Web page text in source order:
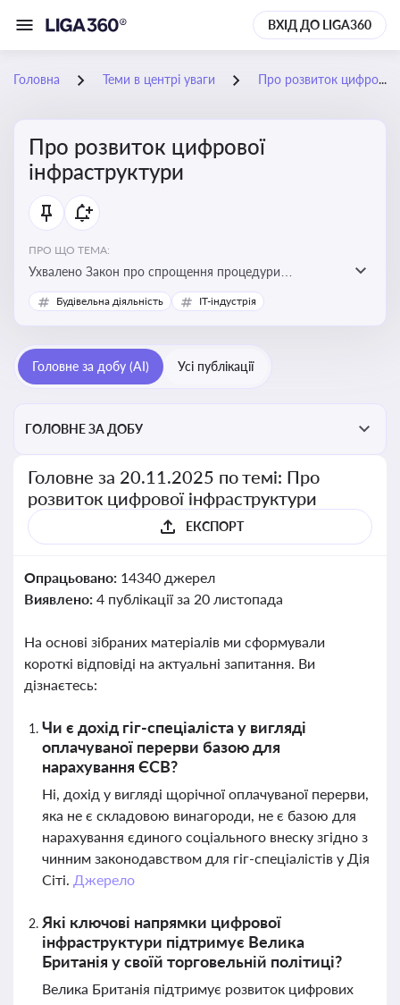
ВХІД ДО LIGA360
Головна Теми в центрі уваги Про розвиток цифрової інфраструктури
Про розвиток цифрової
інфраструктури
ПРО ЩО ТЕМА:
Ухвалено Закон про спрощення процедури
відведення земельних ділянок для розвитку цифрової
інфраструктури
Будівельна діяльність IT-індустрія
Головне за добу (AI) Усі публікації
ГОЛОВНЕ ЗА ДОБУ
Головне за 20.11.2025 по темі: Про
розвиток цифрової інфраструктури
ЕКСПОРТ
Опрацьовано: 14340 джерел
Виявлено: 4 публікації за 20 листопада
На основі зібраних матеріалів ми сформували
короткі відповіді на актуальні запитання. Ви
дізнаєтесь:
Чи є дохід гіг-спеціаліста у вигляді
оплачуваної перерви базою для
нарахування ЄСВ?
Ні, дохід у вигляді щорічної оплачуваної перерви,
яка не є складовою винагороди, не є базою для
нарахування єдиного соціального внеску згідно з
чинним законодавством для гіг-спеціалістів у Дія
Сіті. Джерело
Які ключові напрямки цифрової
інфраструктури підтримує Велика
Британія у своїй торговельній політиці?
Велика Британія підтримує розвиток цифрових